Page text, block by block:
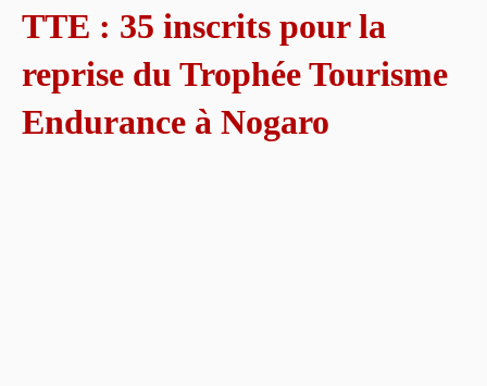
TTE : 35 inscrits pour la
reprise du Trophée Tourisme
Endurance à Nogaro